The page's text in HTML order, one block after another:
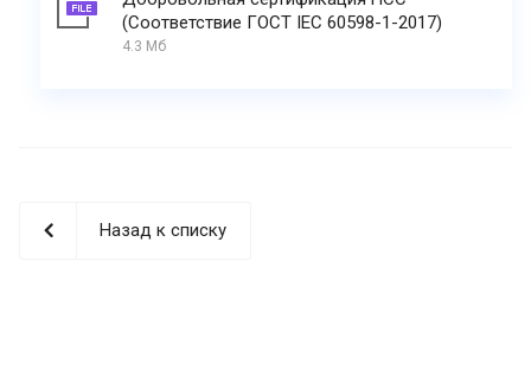
(Соответствие ГОСТ IEC 60598-1-2017)
4.3 Мб
Назад к списку